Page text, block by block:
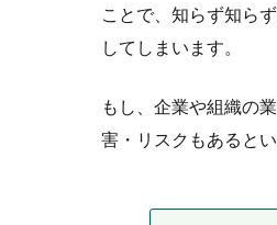
ことで、知らず知ら
してしまいます。
もし、企業や組織の
害・リスクもあると